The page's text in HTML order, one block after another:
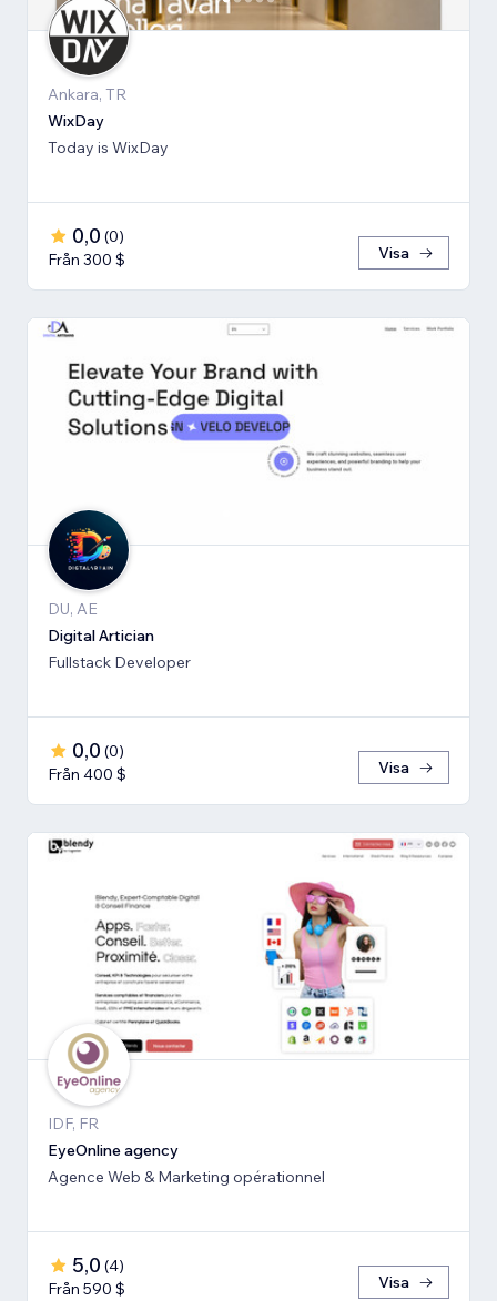
Ankara, TR
WixDay
Today is WixDay
0,0 (0)
Från 300 $
Visa
DU, AE
Digital Artician
Fullstack Developer
0,0 (0)
Från 400 $
Visa
IDF, FR
EyeOnline agency
Agence Web & Marketing opérationnel
5,0 (4)
Från 590 $
Visa